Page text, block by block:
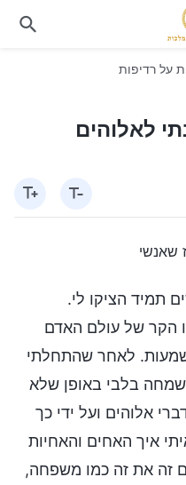
על רדיפות
לאלוהים
שאנשי
תמיד הציקו לי.
הקר של עולם האדם
לאחר שהתחלתי
שמחה בלבי באופן שלא
אלוהים ועל ידי כך
איך האחים והאחיות
זה את זה כמו משפחה,